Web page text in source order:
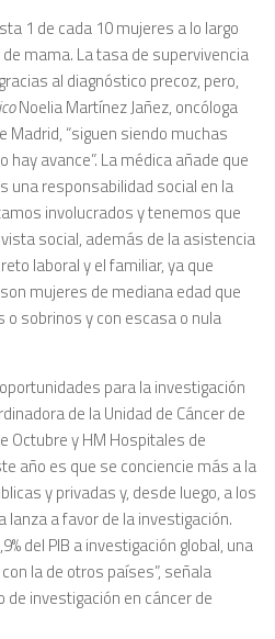
1 de cada 10 mujeres a lo largo
mama. La tasa de supervivencia
al diagnóstico precoz, pero,
Noelia Martínez Jañez, oncóloga
Madrid, “siguen siendo muchas
avance”. La médica añade que
una responsabilidad social en la
involucrados y tenemos que
social, además de la asistencia
laboral y el familiar, ya que
mujeres de mediana edad que
o sobrinos y con escasa o nula
para la investigación
de la Unidad de Cáncer de
Octubre y HM Hospitales de
año es que se conciencie más a la
y privadas y, desde luego, a los
lanza a favor de la investigación.
del PIB a investigación global, una
la de otros países”, señala
de investigación en cáncer de